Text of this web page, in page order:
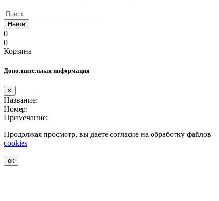
Найти
0
0
Корзина
Дополнительная информация
×
Название:
Номер:
Примечание:
Продолжая просмотр, вы даете согласие на обработку файлов
cookies
ок